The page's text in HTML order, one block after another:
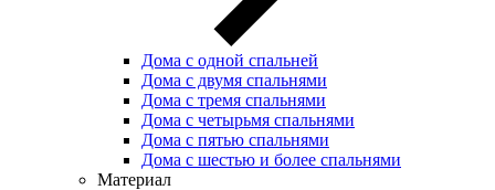
Дома с одной спальней
Дома с двумя спальнями
Дома с тремя спальнями
Дома с четырьмя спальнями
Дома с пятью спальнями
Дома с шестью и более спальнями
Материал